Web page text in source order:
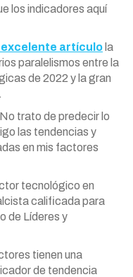
los indicadores aquí
excelente artículo la
paralelismos entre la
de 2022 y la gran
trato de predecir lo
las tendencias y
en mis factores
tecnológico en
calificada para
de Líderes y
tienen una
de tendencia